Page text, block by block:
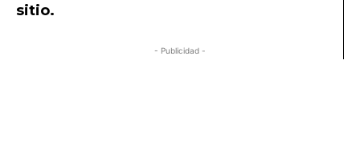
sitio.
- Publicidad -